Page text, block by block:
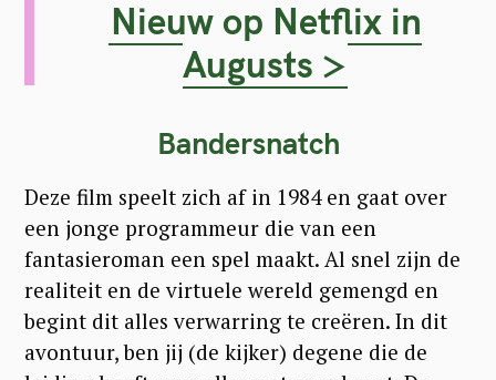
Nieuw op Netflix in
Augusts >
Bandersnatch
Deze film speelt zich af in 1984 en gaat over
een jonge programmeur die van een
fantasieroman een spel maakt. Al snel zijn de
realiteit en de virtuele wereld gemengd en
begint dit alles verwarring te creëren. In dit
avontuur, ben jij (de kijker) degene die de